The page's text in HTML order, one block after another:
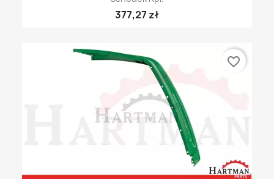
377,27 zł
favorite_border